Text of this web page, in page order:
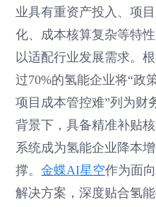
业具有重资产投入、项
化、成本核算复杂等特
以适配行业发展需求。
过70%的氢能企业将“政
项目成本管控难”列为财
背景下，具备精准补贴
系统成为氢能企业降本
撑。金蝶AI星空作为面
解决方案，深度贴合氢